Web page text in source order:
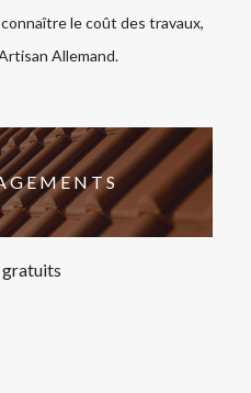
le coût des travaux,
Allemand.
gratuits